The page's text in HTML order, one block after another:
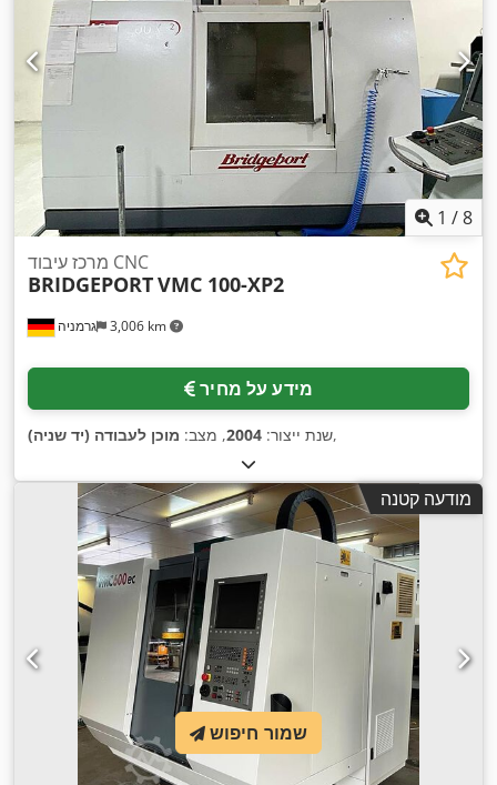
1 /8
גרמניה 3,006 km
מרכז עיבוד CNC
BRIDGEPORTVMC 100-XP2
מידע על מחיר
שנת ייצור: 2004, מצב: מוכן לעבודה (יד שניה) ,
מודעה קטנה
שמור חיפוש